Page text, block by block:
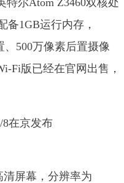
备1GB运行内存，
、500万像素后置摄像
Fi版已经在官网出售，
清屏幕，分辨率为